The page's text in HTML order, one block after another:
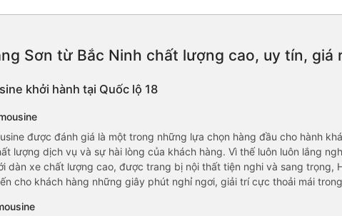
Sơn từ Bắc Ninh chất lượng cao, uy tín,
khởi hành tại Quốc lộ 18
được đánh giá là một trong những lựa chọn hàng đầu cho hành
lượng dịch vụ và sự hài lòng của khách hàng. Vì thế luôn luôn lắng
dàn xe chất lượng cao, được trang bị nội thất tiện nghi và sang trọng,
cho khách hàng những giây phút nghỉ ngơi, giải trí cực thoải mái